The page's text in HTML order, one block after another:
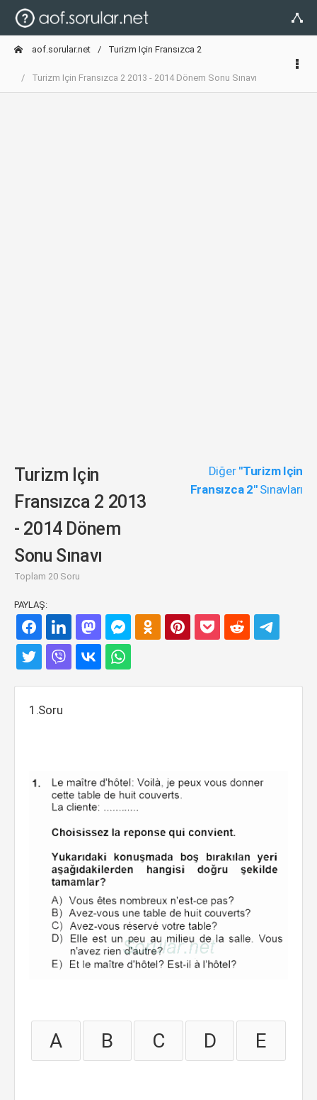
aof.sorular.net Turizm Için Fransızca 2
Turizm Için Fransızca 2 2013 - 2014 Dönem Sonu Sınavı
Turizm Için
Fransızca 2 2013
- 2014 Dönem
Sonu Sınavı
Toplam 20 Soru
Diğer "Turizm Için
Fransızca 2"Sınavları
PAYLAŞ:
1.Soru
A B C D E